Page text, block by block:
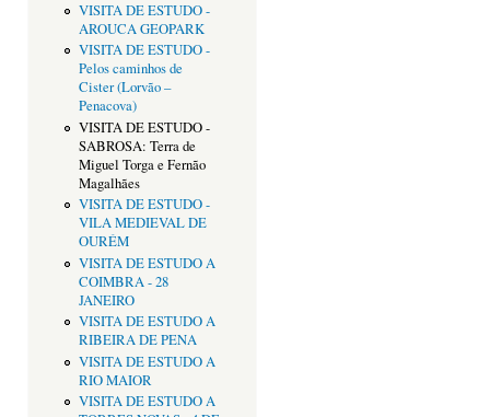
VISITA DE ESTUDO -
AROUCA GEOPARK
VISITA DE ESTUDO -
Pelos caminhos de
Cister (Lorvão –
Penacova)
VISITA DE ESTUDO -
SABROSA: Terra de
Miguel Torga e Fernão
Magalhães
VISITA DE ESTUDO -
VILA MEDIEVAL DE
OURÉM
VISITA DE ESTUDO A
COIMBRA - 28
JANEIRO
VISITA DE ESTUDO A
RIBEIRA DE PENA
VISITA DE ESTUDO A
RIO MAIOR
VISITA DE ESTUDO A